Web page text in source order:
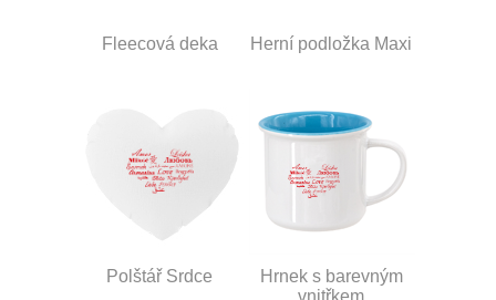
Fleecová deka Herní podložka Maxi
Polštář Srdce
Hrnek s barevným
vnitřkem